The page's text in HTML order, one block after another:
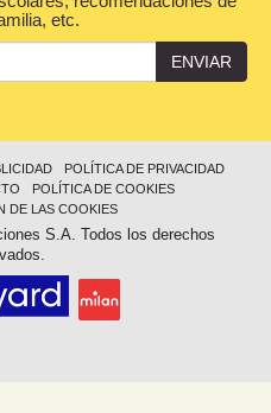
etc.
ENVIAR
POLÍTICA DE PRIVACIDAD
POLÍTICA DE COOKIES
DE LAS COOKIES
S.A. Todos los derechos